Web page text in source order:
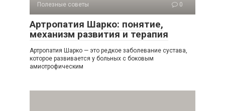
Полезные советы 0
Артропатия Шарко: понятие,
механизм развития и терапия
Артропатия Шарко — это редкое заболевание сустава,
которое развивается у больных с боковым
амиотрофическим